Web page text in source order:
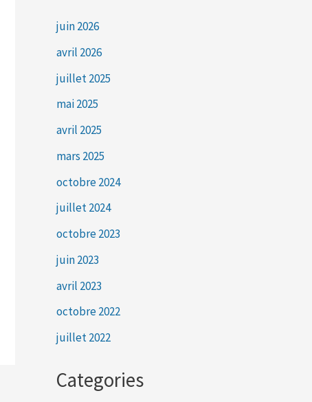
juin 2026
avril 2026
juillet 2025
mai 2025
avril 2025
mars 2025
octobre 2024
juillet 2024
octobre 2023
juin 2023
avril 2023
octobre 2022
juillet 2022
Categories